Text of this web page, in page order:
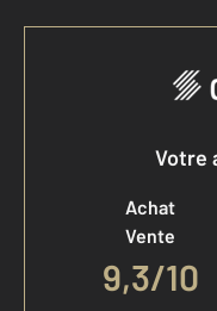
Votre
Achat
Vente
9,3/10